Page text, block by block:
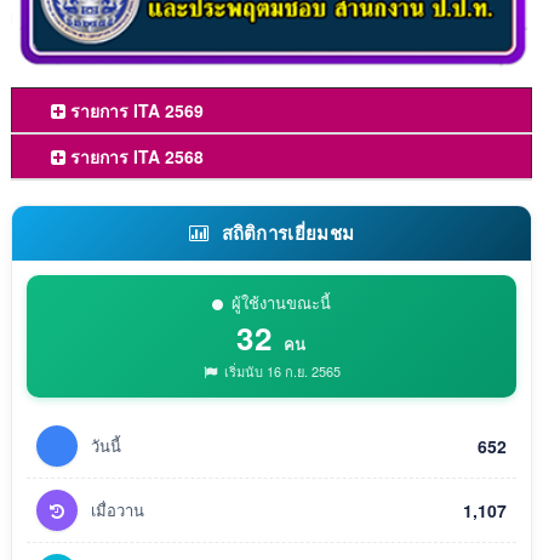
รายการ ITA 2569
รายการ ITA 2568
สถิติการเยี่ยมชม
ผู้ใช้งานขณะนี้
32 คน
เริ่มนับ 16 ก.ย. 2565
วันนี้ 652
เมื่อวาน 1,107